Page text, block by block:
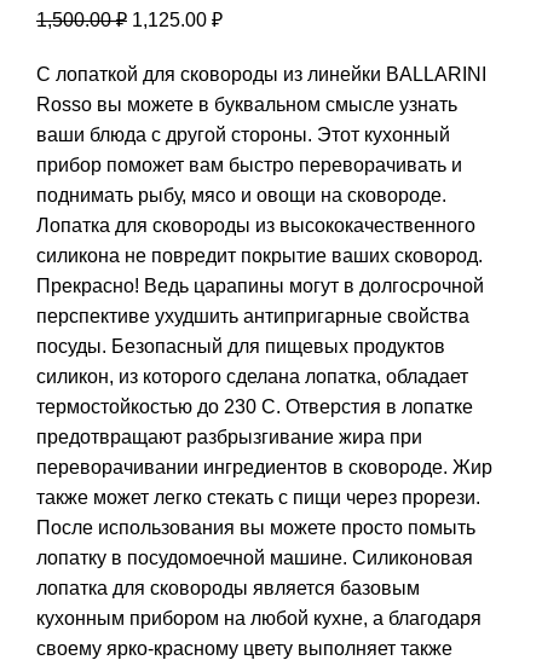
1,500.00₽ 1,125.00 ₽
С лопаткой для сковороды из линейки BALLARINI
Rosso вы можете в буквальном смысле узнать
ваши блюда с другой стороны. Этот кухонный
прибор поможет вам быстро переворачивать и
поднимать рыбу, мясо и овощи на сковороде.
Лопатка для сковороды из высококачественного
силикона не повредит покрытие ваших сковород.
Прекрасно! Ведь царапины могут в долгосрочной
перспективе ухудшить антипригарные свойства
посуды. Безопасный для пищевых продуктов
силикон, из которого сделана лопатка, обладает
термостойкостью до 230 C. Отверстия в лопатке
предотвращают разбрызгивание жира при
переворачивании ингредиентов в сковороде. Жир
также может легко стекать с пищи через прорези.
После использования вы можете просто помыть
лопатку в посудомоечной машине. Силиконовая
лопатка для сковороды является базовым
кухонным прибором на любой кухне, а благодаря
своему ярко-красному цвету выполняет также